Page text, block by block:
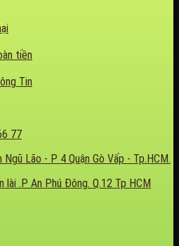
tiền
Tin
77
Lão - P 4 Quận Gò Vấp - Tp.HCM.
lài .P An Phú Đông. Q.12 Tp HCM